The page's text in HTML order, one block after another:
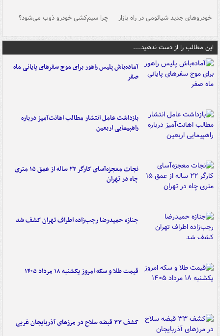
خودروهای جدید شیائومی در راه بازار چرا سیم‌کشی خودرو ذوب می‌شود؟
این مطالب را از دست ندهید....
آماده‌باش پلیس راهور برای موج سفرهای پایانی ماه
صفر
بازداشت عامل انتشار مطالب اهانت‌آمیز درباره
راهپیمایی اربعین
نجات معجزه‌آسای کارگر ۲۲ ساله از عمق ۱۵ متری
چاه در تهران
جنازه حمیدرضا رجب‌زاده اطراف تهران کشف شد
قیمت طلا و سکه امروز یکشنبه ۱۸ مرداد ۱۴۰۵
کشف ۳۳ قبضه سلاح در مرزهای آذربایجان غربی